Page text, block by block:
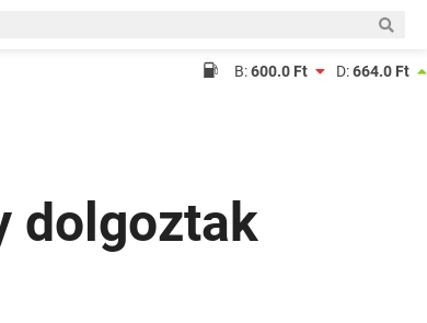
B:600.0 Ft D:664.0 Ft
dolgoztak